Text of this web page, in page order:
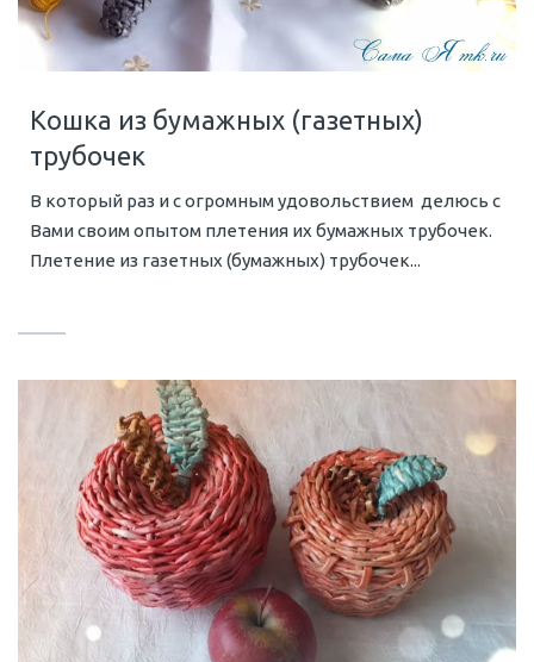
Кошка из бумажных (газетных)
трубочек
В который раз и с огромным удовольствием делюсь с
Вами своим опытом плетения их бумажных трубочек.
Плетение из газетных (бумажных) трубочек...